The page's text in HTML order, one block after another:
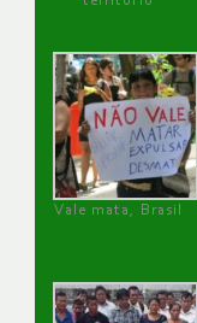
Vale mata, Brasil